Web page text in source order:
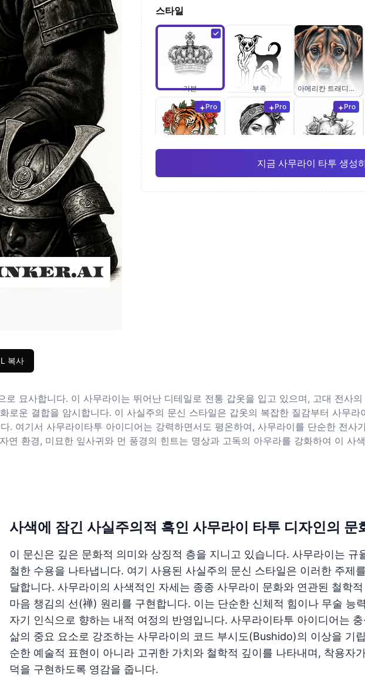
스타일
기본 부족 아메리칸 트래디셔널
Pro
일본
Pro
수채화
Pro
가는 선
지금 사무라이 타투 생성
복사
묘사합니다. 이 사무라이는 뛰어난 디테일로 전통 갑옷을 입고 있으며, 고대 전사
로운 결합을 암시합니다. 이 사실주의 문신 스타일은 갑옷의 복잡한 질감부터 사무라
. 여기서 사무라이타투 아이디어는 강력하면서도 평온하여, 사무라이를 단순한 전사
연 환경, 미묘한 잎사귀와 먼 풍경의 힌트는 명상과 고독의 아우라를 강화하여 이 사
사색에 잠긴 사실주의적 흑인 사무라이 타투 디자인의 문
이 문신은 깊은 문화적 의미와 상징적 층을 지니고 있습니다. 사무라이는 규
철한 수용을 나타냅니다. 여기 사용된 사실주의 문신 스타일은 이러한 주제
달합니다. 사무라이의 사색적인 자세는 종종 사무라이 문화와 연관된 철학
마음 챙김의 선(禅) 원리를 구현합니다. 이는 단순한 신체적 힘이나 무술 능
자기 인식으로 향하는 내적 여정의 반영입니다. 사무라이타투 아이디어는
삶의 중요 요소로 강조하는 사무라이의 코드 부시도(Bushido)의 이상을 기
순한 예술적 표현이 아니라 고귀한 가치와 철학적 깊이를 나타내며, 착용자
덕을 구현하도록 영감을 줍니다.